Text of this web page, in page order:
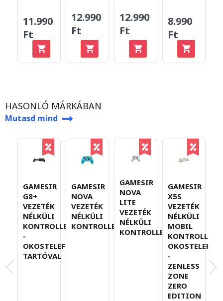
11.990
Ft
12.990
Ft
12.990
Ft
8.990
Ft
HASONLÓ MÁRKÁBAN
Mutasd mind
GAMESIR
G8+
VEZETÉK
NÉLKÜLI
KONTROLLER
-
OKOSTELEFON-
TARTÓVAL
GAMESIR
NOVA
VEZETÉK
NÉLKÜLI
KONTROLLER
GAMESIR
NOVA
LITE
VEZETÉK
NÉLKÜLI
KONTROLLER
GAMESIR
X5S
VEZETÉK
NÉLKÜLI
MOBIL
KONTROLLER
-
ZENLESS
ZONE
ZERO
EDITION